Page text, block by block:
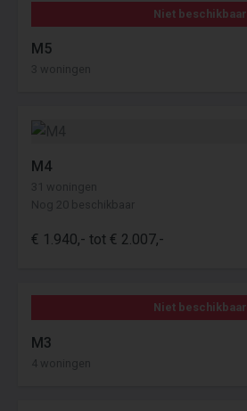
Niet beschikbaar
M5
3 woningen
M4
31 woningen
Nog 20 beschikbaar
€ 1.940,- tot € 2.007,-
Niet beschikbaar
M3
4 woningen